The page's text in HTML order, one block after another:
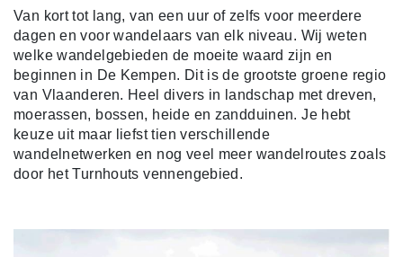
Van kort tot lang, van een uur of zelfs voor meerdere
dagen en voor wandelaars van elk niveau. Wij weten
welke wandelgebieden de moeite waard zijn en
beginnen in De Kempen. Dit is de grootste groene regio
van Vlaanderen. Heel divers in landschap met dreven,
moerassen, bossen, heide en zandduinen. Je hebt
keuze uit maar liefst tien verschillende
wandelnetwerken en nog veel meer wandelroutes zoals
door het Turnhouts vennengebied.